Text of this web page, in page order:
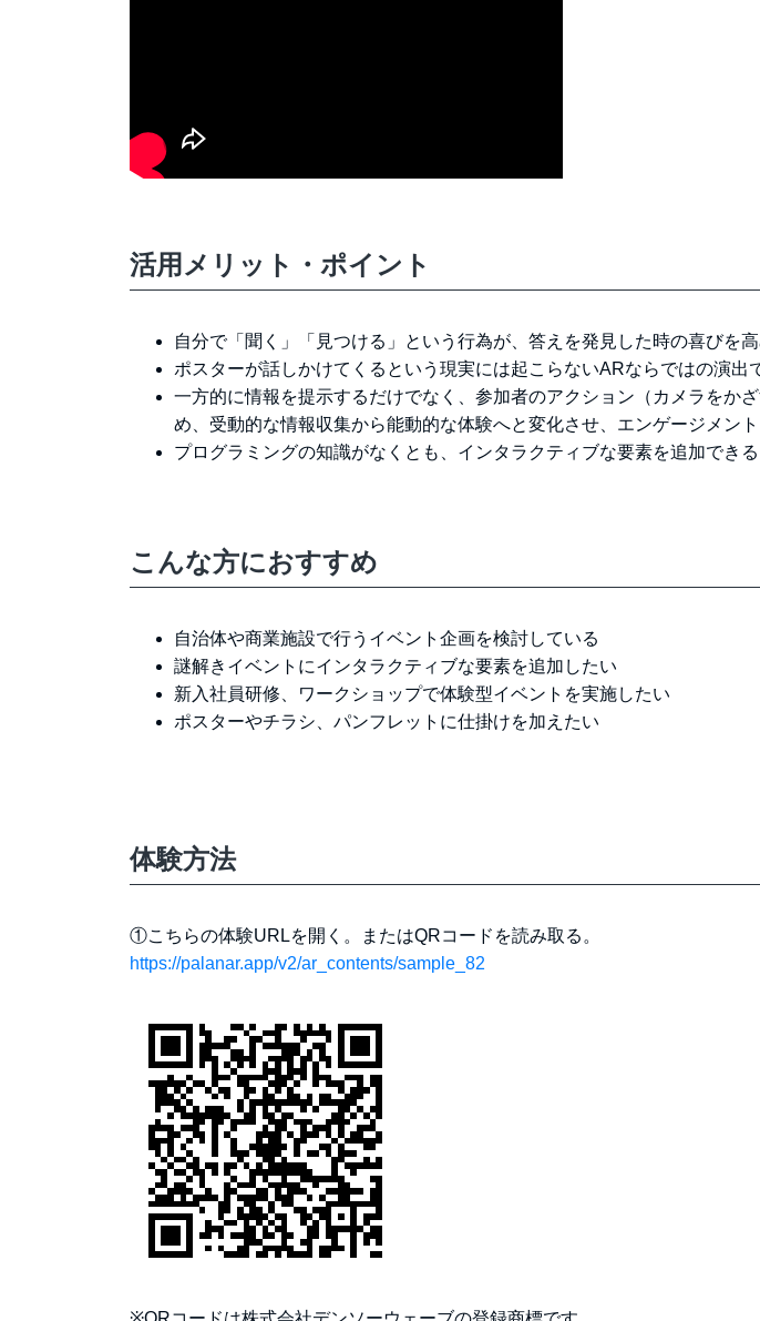
活用メリット・ポイント
自分で「聞く」「見つける」という行為が、答えを発見した時の喜びを
ポスターが話しかけてくるという現実には起こらないARならではの演出
一方的に情報を提示するだけでなく、参加者のアクション（カメラをか
め、受動的な情報収集から能動的な体験へと変化させ、エンゲージメン
プログラミングの知識がなくとも、インタラクティブな要素を追加できる
こんな方におすすめ
自治体や商業施設で行うイベント企画を検討している
謎解きイベントにインタラクティブな要素を追加したい
新入社員研修、ワークショップで体験型イベントを実施したい
ポスターやチラシ、パンフレットに仕掛けを加えたい
体験方法
①こちらの体験URLを開く。またはQRコードを読み取る。
https://palanar.app/v2/ar_contents/sample_82